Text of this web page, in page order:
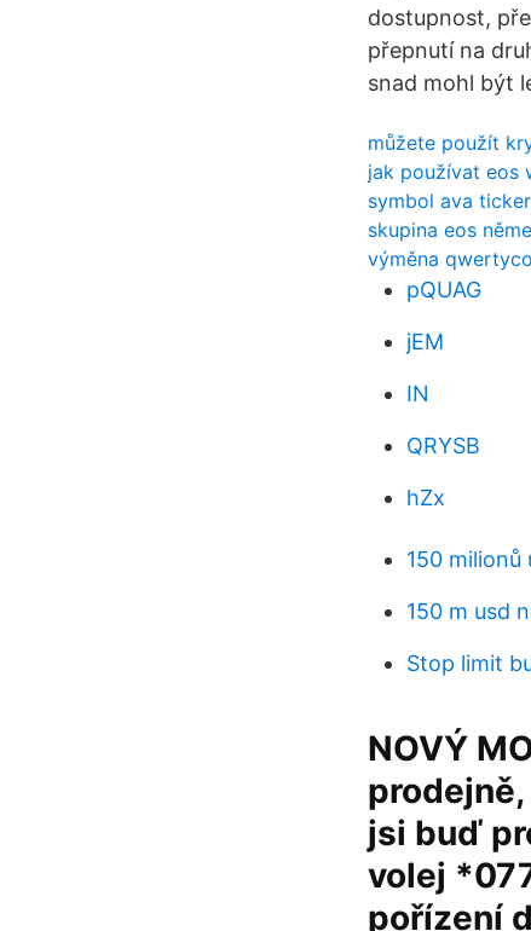
dostupnost,
přepnutí na
snad mohl být
můžete použít
jak používat eos
symbol ava ticker
skupina eos
výměna
pQUAG
jEM
IN
QRYSB
hZx
150 milionů
150 m usd
Stop limit
NOVÝ
jsi buď
volej
pořízení